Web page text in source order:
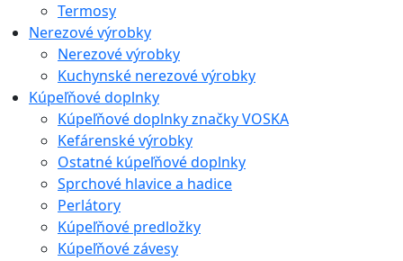
Termosy
Nerezové výrobky
Nerezové výrobky
Kuchynské nerezové výrobky
Kúpeľňové doplnky
Kúpeľňové doplnky značky VOSKA
Kefárenské výrobky
Ostatné kúpeľňové doplnky
Sprchové hlavice a hadice
Perlátory
Kúpeľňové predložky
Kúpeľňové závesy